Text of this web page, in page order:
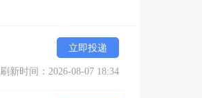
立即投递
刷新时间：2026-08-07 18:34